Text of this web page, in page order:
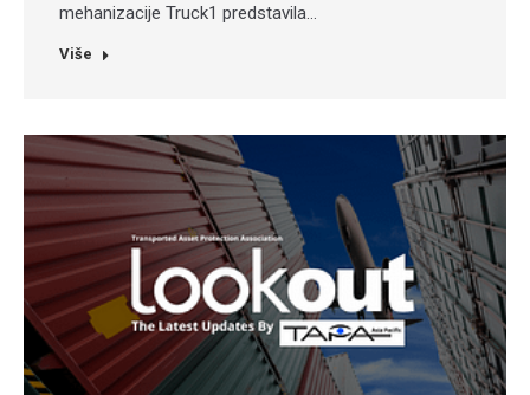
mehanizacije Truck1 predstavila…
Više